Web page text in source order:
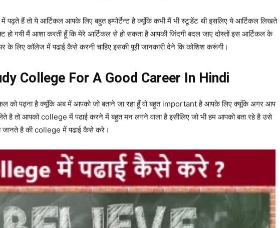
हैं तो ये आर्टिकल आपके लिए बहुत इम्पोर्टेन्ट है क्यूंकि कभी मैं भी स्टूडेंट थी इसलिए ये आर्टिकल लिखते
हो गयी मैं आशा करती हूँ कि मेरे आर्टिकल से हो सकता है आपकी जिंदगी बदल जाए दोस्तों इस आर्टिकल के
के लिए कॉलेज में पढाई कैसे करनी चाहिए इसकी पूरी जानकारी देने कि कोशिश करूंगी।
College For A Good Career In Hindi
को पढ़ना है क्यूंकि अब में आपको जो बताने जा रहा हूँ वो बहुत important है आपके लिए क्यूंकि अगर आप
है तो आपको college में पढाई करने में बहुत मन लगने वाला है इसीलिए जो भी हम आपको बता रहे है उसे
जानते है की college में पढाई कैसे करे।